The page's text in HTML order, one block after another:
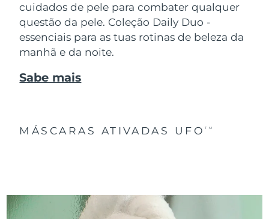
cuidados de pele para combater qualquer
questão da pele. Coleção Daily Duo -
essenciais para as tuas rotinas de beleza da
manhã e da noite.
Sabe mais
MÁSCARAS ATIVADAS UFOTM